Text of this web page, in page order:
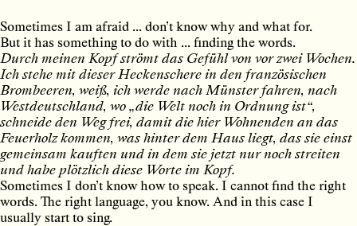
Sometimes I am afraid ... don’t know why and what for.
But it has something to do with ... finding the words.
Durch meinen Kopf strömt das Gefühl von vor zwei Wochen.
Ich stehe mit dieser Heckenschere in den französischen
Brombeeren, weiß, ich werde nach Münster fahren, nach
Westdeutschland, wo „die Welt noch in Ordnung ist“,
schneide den Weg frei, damit die hier Wohnenden an das
Feuerholz kommen, was hinter dem Haus liegt, das sie einst
gemeinsam kauften und in dem sie jetzt nur noch streiten
und habe plötzlich diese Worte im Kopf.
Sometimes I don’t know how to speak. I cannot find the right
words. The right language, you know. And in this case I
usually start to sing.